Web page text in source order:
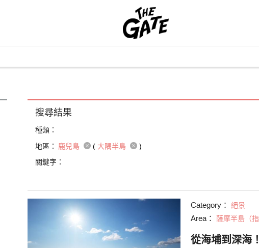
搜尋結果
種類：
地區：
鹿兒島 ( 大隅半島
)
關鍵字：
Category： 絕景
Area： 薩摩半島（指
從海埔到深海